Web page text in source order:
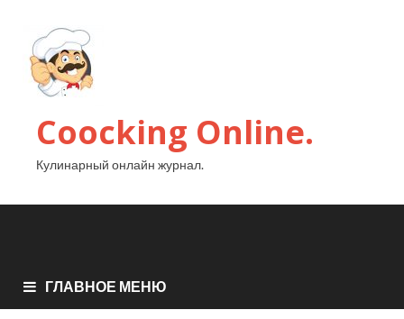
Coocking Online.
Кулинарный онлайн журнал.
ГЛАВНОЕ МЕНЮ